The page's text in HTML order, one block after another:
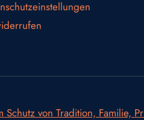
Schutz von Tradition, Familie,